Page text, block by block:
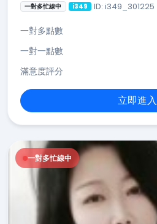
一對多忙線中 i349 ID: i349_301225
一對多點數
一對一點數
滿意度評分
立即進入
一對多忙線中